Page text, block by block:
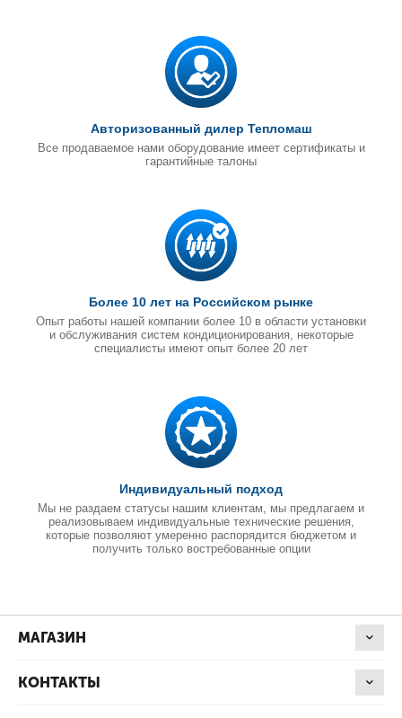
Авторизованный дилер Тепломаш
Все продаваемое нами оборудование имеет сертификаты и
гарантийные талоны
Более 10 лет на Российском рынке
Опыт работы нашей компании более 10 в области установки
и обслуживания систем кондиционирования, некоторые
специалисты имеют опыт более 20 лет
Индивидуальный подход
Мы не раздаем статусы нашим клиентам, мы предлагаем и
реализовываем индивидуальные технические решения,
которые позволяют умеренно распорядится бюджетом и
получить только востребованные опции
МАГАЗИН
КОНТАКТЫ